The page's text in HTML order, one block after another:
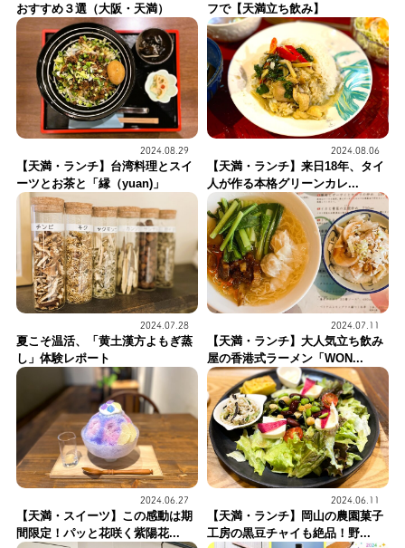
おすすめ３選（大阪・天満）
フで【天満立ち飲み】
2024.08.29
【天満・ランチ】台湾料理とスイ
ーツとお茶と「縁（yuan)」
2024.08.06
【天満・ランチ】来日18年、タイ
人が作る本格グリーンカレ...
2024.07.28
夏こそ温活、「黄土漢方よもぎ蒸
し」体験レポート
2024.07.11
【天満・ランチ】大人気立ち飲み
屋の香港式ラーメン「WON...
2024.06.27
【天満・スイーツ】この感動は期
間限定！パッと花咲く紫陽花...
2024.06.11
【天満・ランチ】岡山の農園菓子
工房の黒豆チャイも絶品！野...